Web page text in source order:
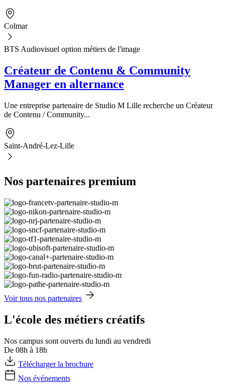
Colmar
BTS Audiovisuel option métiers de l'image
Créateur de Contenu & Community
Manager en alternance
Une entreprise partenaire de Studio M Lille recherche un Créateur
de Contenu / Community...
Saint-André-Lez-Lille
Nos partenaires premium
Voir tous nos partenaires
L'école des métiers créatifs
Nos campus sont ouverts du lundi au vendredi
De 08h à 18h
Télécharger la brochure
Nos événements